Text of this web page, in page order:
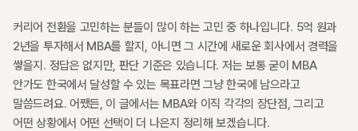
커리어 전환을 고민하는 분들이 많이 하는 고민 중 하나입니다. 5억 원과
2년을 투자해서 MBA를 할지, 아니면 그 시간에 새로운 회사에서 경력을
쌓을지. 정답은 없지만, 판단 기준은 있습니다. 저는 보통 굳이 MBA
안가도 한국에서 달성할 수 있는 목표라면 그냥 한국에 남으라고
말씀드려요. 어쨌든, 이 글에서는 MBA와 이직 각각의 장단점, 그리고
어떤 상황에서 어떤 선택이 더 나은지 정리해 보겠습니다.